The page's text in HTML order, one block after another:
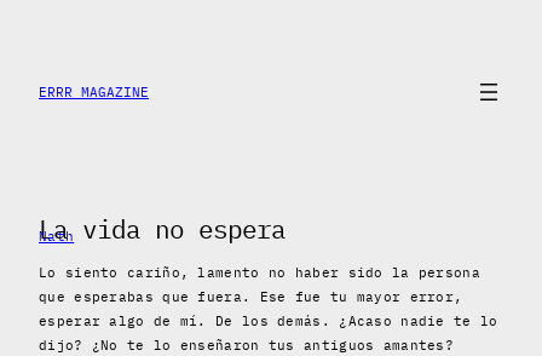
contenido
ERRR MAGAZINE
La vida no espera
Nath
Lo siento cariño, lamento no haber sido la persona
que esperabas que fuera. Ese fue tu mayor error,
esperar algo de mí. De los demás. ¿Acaso nadie te lo
dijo? ¿No te lo enseñaron tus antiguos amantes?